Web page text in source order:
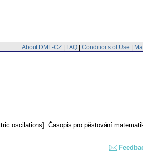
About DML-CZ | FAQ | Conditions of Use |
oscilations]. Časopis pro pěstování